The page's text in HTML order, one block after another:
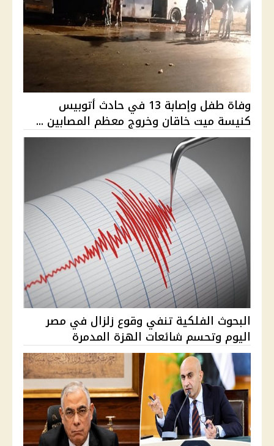
وفاة طفل وإصابة 13 في حادث أتوبيس
كنيسة ميت خاقان وخروج معظم المصابين ...
البحوث الفلكية تنفي وقوع زلزال في مصر
اليوم وتحسم شائعات الهزة المدمرة